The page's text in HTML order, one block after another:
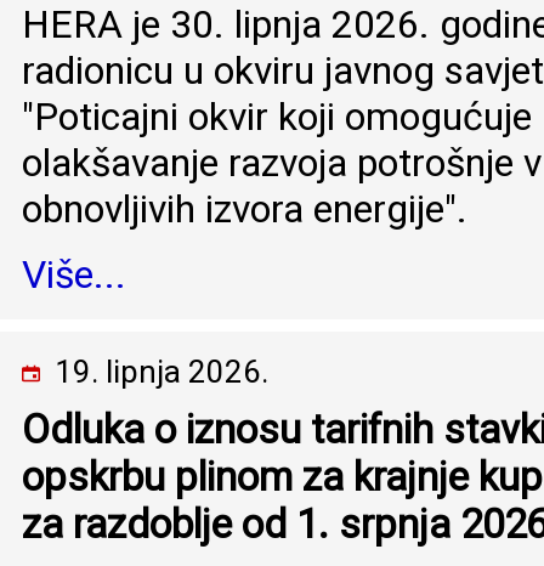
HERA je 30. lipnja 2026.
radionicu u okviru javnog
"Poticajni okvir koji
olakšavanje razvoja potrošnje
obnovljivih izvora energije".
Više...
19. lipnja 2026.
Odluka o iznosu tarifnih
opskrbu plinom za krajnje
za razdoblje od 1. srpnja